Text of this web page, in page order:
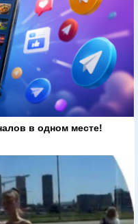
в одном месте!